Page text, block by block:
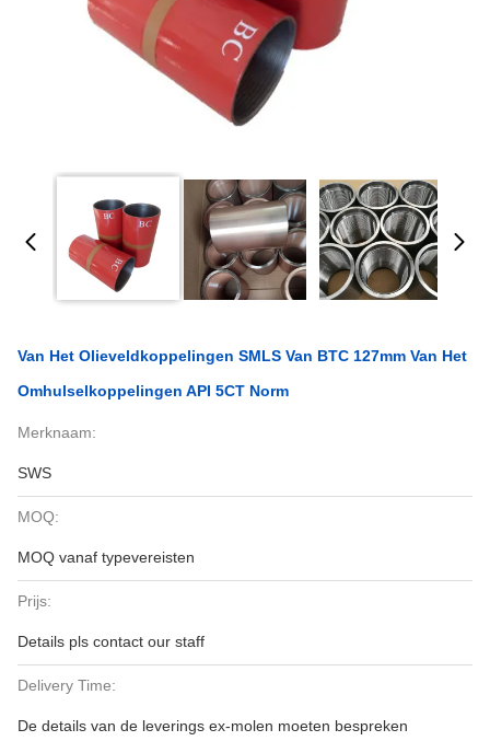
Van Het Olieveldkoppelingen SMLS Van BTC 127mm Van Het
Omhulselkoppelingen API 5CT Norm
Merknaam:
SWS
MOQ:
MOQ vanaf typevereisten
Prijs:
Details pls contact our staff
Delivery Time:
De details van de leverings ex-molen moeten bespreken